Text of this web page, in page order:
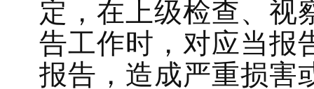
定，在上级检查、视
告工作时，对应当报
报告，造成严重损害